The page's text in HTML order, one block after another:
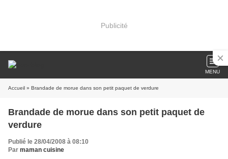
Publicité
MENU
Accueil » Brandade de morue dans son petit paquet de verdure
Brandade de morue dans son petit paquet de
verdure
Publié le 28/04/2008 à 08:10
Par maman cuisine